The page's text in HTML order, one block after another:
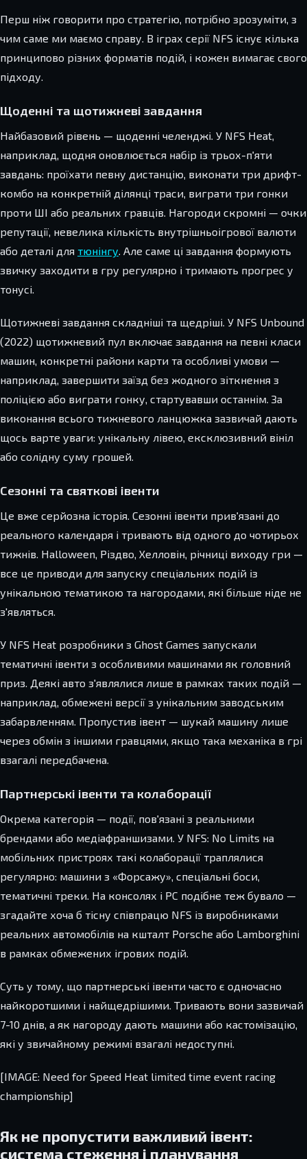
Перш ніж говорити про стратегію, потрібно зрозуміти, з
чим саме ми маємо справу. В іграх серії NFS існує кілька
принципово різних форматів подій, і кожен вимагає свого
підходу.
Щоденні та щотижневі завдання
Найбазовий рівень — щоденні челенджі. У NFS Heat,
наприклад, щодня оновлюється набір із трьох-п'яти
завдань: проїхати певну дистанцію, виконати три дрифт-
комбо на конкретній ділянці траси, виграти три гонки
проти ШІ або реальних гравців. Нагороди скромні — очки
репутації, невелика кількість внутрішньоігрової валюти
або деталі для тюнінгу. Але саме ці завдання формують
звичку заходити в гру регулярно і тримають прогрес у
тонусі.
Щотижневі завдання складніші та щедріші. У NFS Unbound
(2022) щотижневий пул включає завдання на певні класи
машин, конкретні райони карти та особливі умови —
наприклад, завершити заїзд без жодного зіткнення з
поліцією або виграти гонку, стартувавши останнім. За
виконання всього тижневого ланцюжка зазвичай дають
щось варте уваги: унікальну лівею, ексклюзивний вініл
або солідну суму грошей.
Сезонні та святкові івенти
Це вже серйозна історія. Сезонні івенти прив'язані до
реального календаря і тривають від одного до чотирьох
тижнів. Halloween, Різдво, Хелловін, річниці виходу гри —
все це приводи для запуску спеціальних подій із
унікальною тематикою та нагородами, які більше ніде не
з'являться.
У NFS Heat розробники з Ghost Games запускали
тематичні івенти з особливими машинами як головний
приз. Деякі авто з'являлися лише в рамках таких подій —
наприклад, обмежені версії з унікальним заводським
забарвленням. Пропустив івент — шукай машину лише
через обмін з іншими гравцями, якщо така механіка в грі
взагалі передбачена.
Партнерські івенти та колаборації
Окрема категорія — події, пов'язані з реальними
брендами або медіафраншизами. У NFS: No Limits на
мобільних пристроях такі колаборації траплялися
регулярно: машини з «Форсажу», спеціальні боси,
тематичні треки. На консолях і PC подібне теж бувало —
згадайте хоча б тісну співпрацю NFS із виробниками
реальних автомобілів на кшталт Porsche або Lamborghini
в рамках обмежених ігрових подій.
Суть у тому, що партнерські івенти часто є одночасно
найкоротшими і найщедрішими. Тривають вони зазвичай
7-10 днів, а як нагороду дають машини або кастомізацію,
які у звичайному режимі взагалі недоступні.
[IMAGE: Need for Speed Heat limited time event racing
championship]
Як не пропустити важливий івент:
система стеження і планування